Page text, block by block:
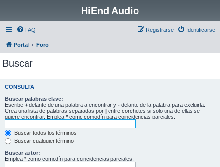
HiEnd Audio
FAQ Identificarse
Registrarse
Portal Foro
Buscar
CONSULTA
Buscar palabras clave:
Escribe + delante de una palabra a encontrar y - delante de la palabra para excluirla.
Crea una lista de palabras separadas por | entre corchetes si solo una de ellas se
quiere encontrar. Emplea * como comodín para coincidencias parciales.
Buscar todos los términos
Buscar cualquier término
Buscar autor:
Emplea * como comodín para coincidencias parciales.